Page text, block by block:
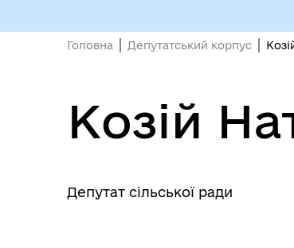
Головна Депутатський корпус
Козій
Депутат сільської ради